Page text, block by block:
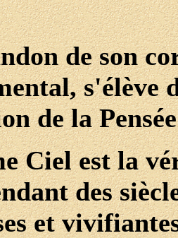
de son
de la
Ciel est la
des
et